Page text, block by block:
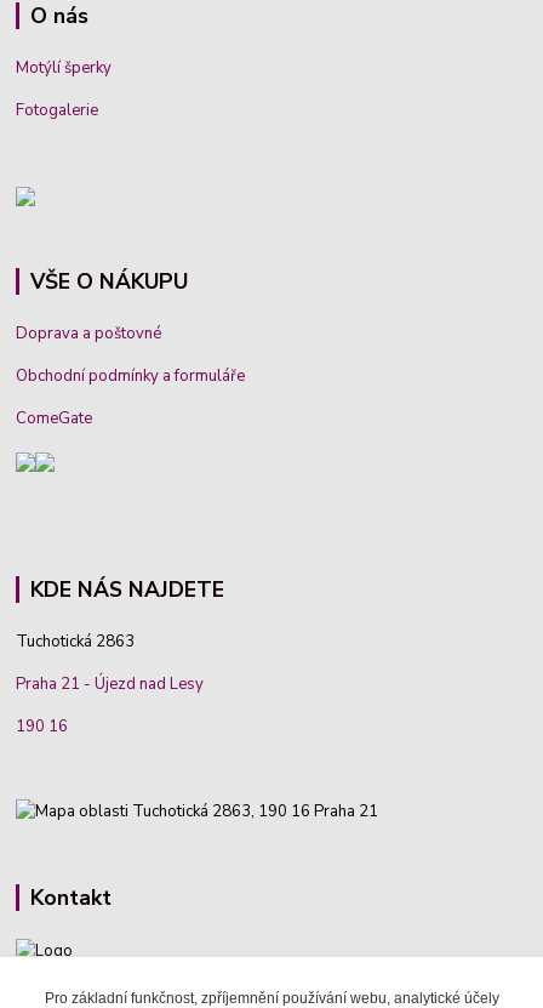
O nás
Motýlí šperky
Fotogalerie
VŠE O NÁKUPU
Doprava a poštovné
Obchodní podmínky a formuláře
ComeGate
KDE NÁS NAJDETE
Tuchotická 2863
Praha 21 - Újezd nad Lesy
190 16
Kontakt
Pro základní funkčnost, zpříjemnění používání webu, analytické účely